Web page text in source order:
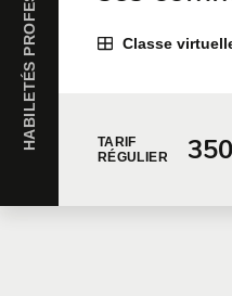
Classe
TARIF
RÉGULIER